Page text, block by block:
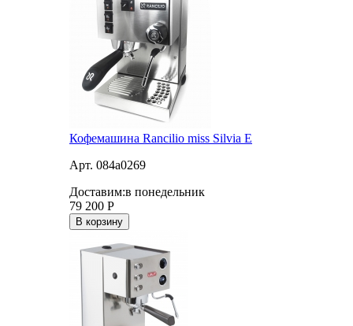
Кофемашина Rancilio miss Silvia E
Арт. 084a0269
Доставим:в понедельник
79 200 Р
В корзину